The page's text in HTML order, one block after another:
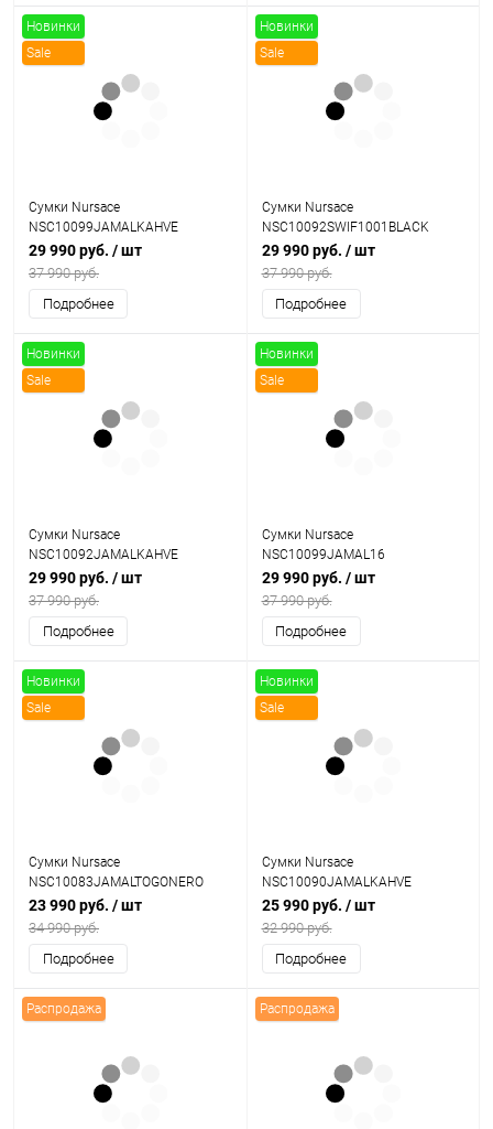
Новинки
Sale
Сумки Nursace
NSC10099JAMALKAHVE
29 990 руб. / шт
37 990 руб.
Подробнее
Новинки
Sale
Сумки Nursace
NSC10092SWIF1001BLACK
29 990 руб. / шт
37 990 руб.
Подробнее
Новинки
Sale
Сумки Nursace
NSC10092JAMALKAHVE
29 990 руб. / шт
37 990 руб.
Подробнее
Новинки
Sale
Сумки Nursace
NSC10099JAMAL16
29 990 руб. / шт
37 990 руб.
Подробнее
Новинки
Sale
Сумки Nursace
NSC10083JAMALTOGONERO
23 990 руб. / шт
34 990 руб.
Подробнее
Новинки
Sale
Сумки Nursace
NSC10090JAMALKAHVE
25 990 руб. / шт
32 990 руб.
Подробнее
Распродажа Распродажа